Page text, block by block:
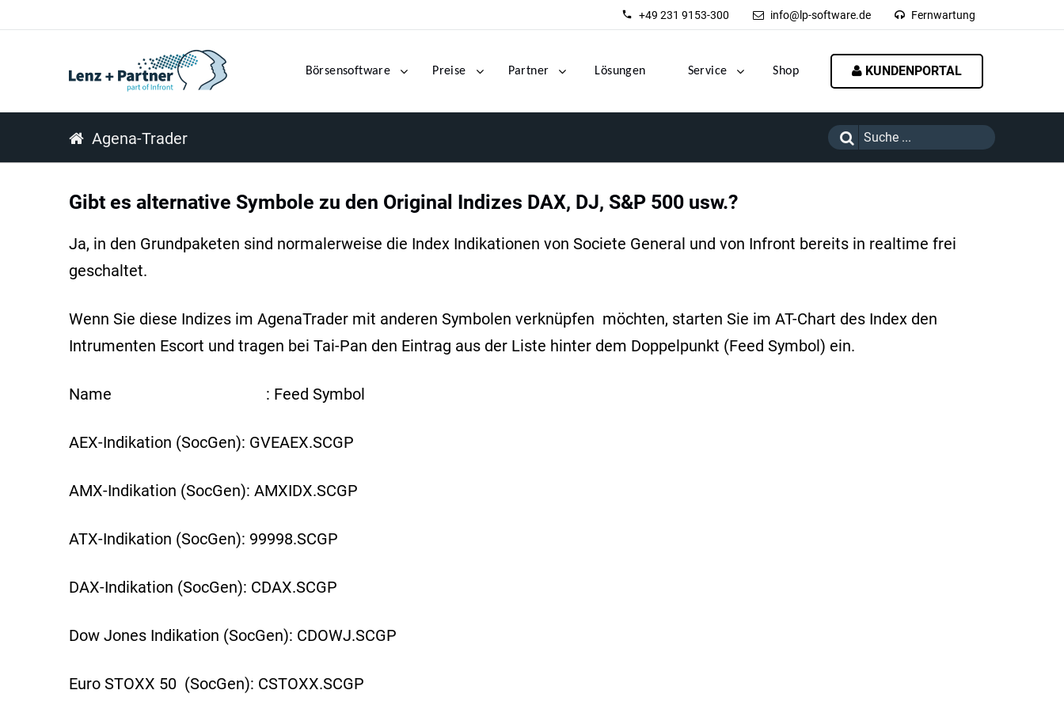
+49 231 9153-300 info@lp-software.de Fernwartung
Börsensoftware Preise Partner Lösungen Service Shop KUNDENPORTAL
Agena-Trader
Gibt es alternative Symbole zu den Original Indizes DAX, DJ, S&P 500 usw.?
Ja, in den Grundpaketen sind normalerweise die Index Indikationen von Societe General und von Infront bereits in realtime frei
geschaltet.
Wenn Sie diese Indizes im AgenaTrader mit anderen Symbolen verknüpfen möchten, starten Sie im AT-Chart des Index den
Intrumenten Escort und tragen bei Tai-Pan den Eintrag aus der Liste hinter dem Doppelpunkt (Feed Symbol) ein.
Name : Feed Symbol
AEX-Indikation (SocGen): GVEAEX.SCGP
AMX-Indikation (SocGen): AMXIDX.SCGP
ATX-Indikation (SocGen): 99998.SCGP
DAX-Indikation (SocGen): CDAX.SCGP
Dow Jones Indikation (SocGen): CDOWJ.SCGP
Euro STOXX 50 (SocGen): CSTOXX.SCGP